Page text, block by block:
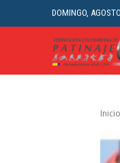
DOMINGO,
Inicio